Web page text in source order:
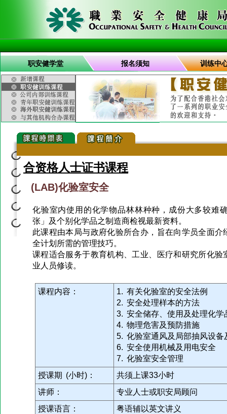
职安健学堂 报名须知 训练中
合资格人士证书课程
(LAB)化验室安全
化验室内使用的化学物品林林种种，成份大多较难
张」及个别化学品之制造商检视最新资料。
此课程由本局与政府化验所合办，旨在向学员全面
全计划所需的管理技巧。
课程适合服务于教育机构、工业、医疗和研究所化
业人员修读。
课程内容：
1. 有关化验室的安全法例
2. 安全处理样本的方法
3. 安全储存、使用及处理化学
4. 物理危害及预防措施
5. 化验室通风及局部抽风设备
6. 安全使用机械及用电安全
7. 化验室安全管理
授课期 (小时)：
共须上课33小时
讲师：
专业人士或职安局顾问
授课语言：
粤语辅以英文讲义